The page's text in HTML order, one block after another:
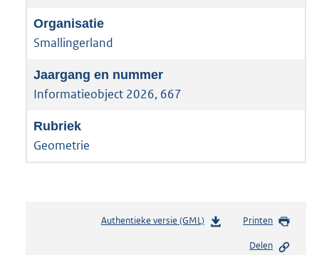
Smallingerland
Informatieobject 2026, 667
Geometrie
Authentieke versie (GML)b
Printen
Delen